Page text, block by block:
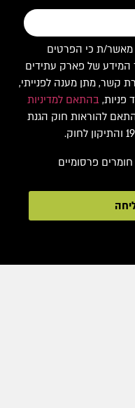
מאשר/ת כי הפרטים
המידע של פארק עתידים
קשר, מתן מענה לפנייתי,
פניות, בהתאם למדיניות
להוראות חוק הגנת
פרסומיים